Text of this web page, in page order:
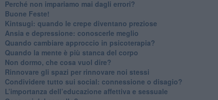
​Perché non impariamo mai dagli errori?
​Buone Feste!
​Kintsugi: quando le crepe diventano preziose
Ansia e depressione: conoscerle meglio
Quando cambiare approccio in psicoterapia?
​Quando la mente è più stanca del corpo
Non dormo, che cosa vuol dire?
​Rinnovare gli spazi per rinnovare noi stessi
​Condividere tutto sui social: connessione o disagio?
​L’importanza dell’educazione affettiva e sessuale